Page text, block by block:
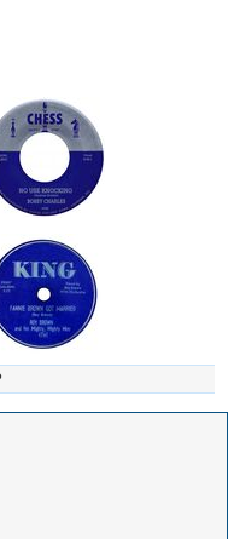
verpassen!
in Arbeit
Text)